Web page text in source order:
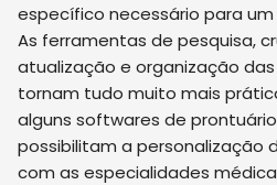
específico necessário para
As ferramentas de pesquisa,
atualização e organização
tornam tudo muito mais
alguns softwares de
possibilitam a personalização
com as especialidades